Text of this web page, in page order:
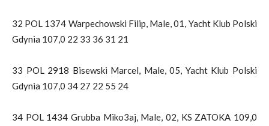
32 POL 1374 Warpechowski Filip, Male, 01, Yacht Klub Polski
Gdynia 107,0 22 33 36 31 21
33 POL 2918 Bisewski Marcel, Male, 05, Yacht Klub Polski
Gdynia 107,0 34 27 22 55 24
34 POL 1434 Grubba Miko3aj, Male, 02, KS ZATOKA 109,0